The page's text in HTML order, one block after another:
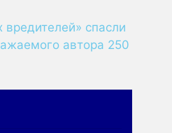
спасли
автора 250